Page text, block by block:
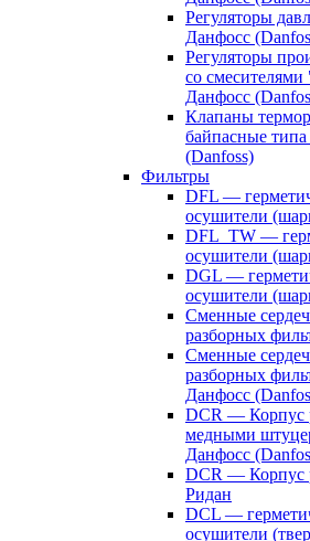
Регуляторы
Данфосс
Регуляторы
со
Данфосс
Клапаны
байпасные
(Danfoss)
Фильтры
DFL —
осушители
DFL_TW —
осушители
DGL —
осушители
Сменные
разборных
Сменные
разборных
Данфосс
DCR — Корпус
медными
Данфосс
DCR — Корпус
Ридан
DCL —
осушители